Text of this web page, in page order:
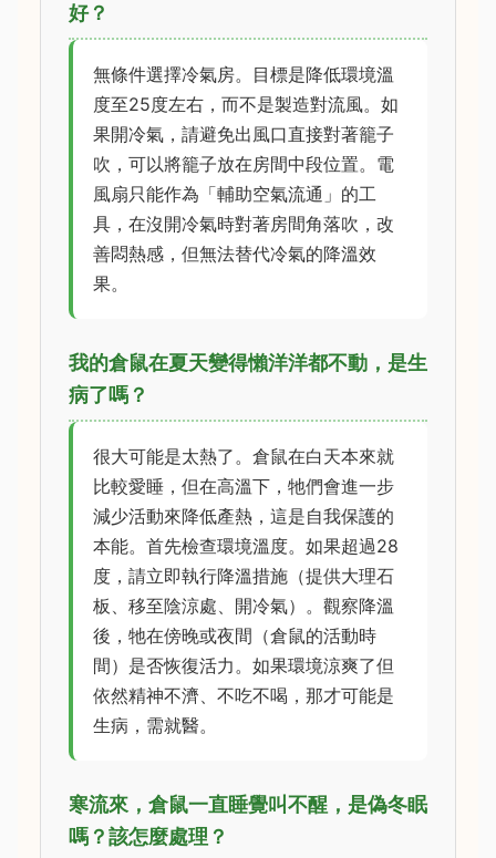
好？
無條件選擇冷氣房。目標是降低環境溫
度至25度左右，而不是製造對流風。如
果開冷氣，請避免出風口直接對著籠子
吹，可以將籠子放在房間中段位置。電
風扇只能作為「輔助空氣流通」的工
具，在沒開冷氣時對著房間角落吹，改
善悶熱感，但無法替代冷氣的降溫效
果。
我的倉鼠在夏天變得懶洋洋都不動，是生
病了嗎？
很大可能是太熱了。倉鼠在白天本來就
比較愛睡，但在高溫下，牠們會進一步
減少活動來降低產熱，這是自我保護的
本能。首先檢查環境溫度。如果超過28
度，請立即執行降溫措施（提供大理石
板、移至陰涼處、開冷氣）。觀察降溫
後，牠在傍晚或夜間（倉鼠的活動時
間）是否恢復活力。如果環境涼爽了但
依然精神不濟、不吃不喝，那才可能是
生病，需就醫。
寒流來，倉鼠一直睡覺叫不醒，是偽冬眠
嗎？該怎麼處理？